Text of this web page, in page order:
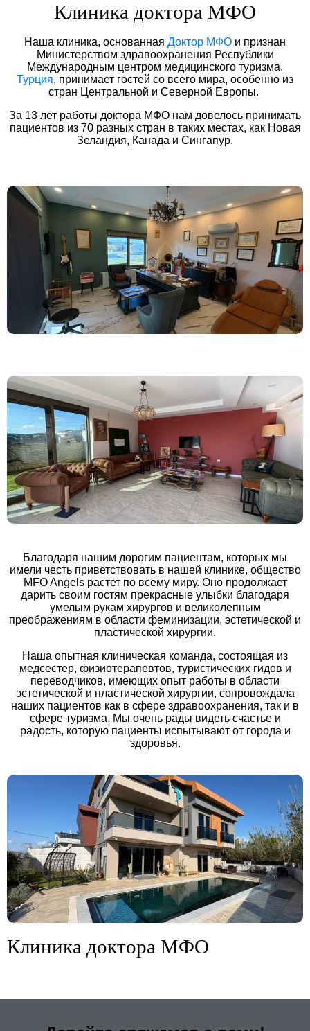
Клиника доктора МФО
Наша клиника, основанная Доктор МФО и признан
Министерством здравоохранения Республики
Международным центром медицинского туризма.
Турция, принимает гостей со всего мира, особенно из
стран Центральной и Северной Европы.
За 13 лет работы доктора МФО нам довелось принимать
пациентов из 70 разных стран в таких местах, как Новая
Зеландия, Канада и Сингапур.
Благодаря нашим дорогим пациентам, которых мы
имели честь приветствовать в нашей клинике, общество
MFO Angels растет по всему миру. Оно продолжает
дарить своим гостям прекрасные улыбки благодаря
умелым рукам хирургов и великолепным
преображениям в области феминизации, эстетической и
пластической хирургии.
Наша опытная клиническая команда, состоящая из
медсестер, физиотерапевтов, туристических гидов и
переводчиков, имеющих опыт работы в области
эстетической и пластической хирургии, сопровождала
наших пациентов как в сфере здравоохранения, так и в
сфере туризма. Мы очень рады видеть счастье и
радость, которую пациенты испытывают от города и
здоровья.
Клиника доктора МФО